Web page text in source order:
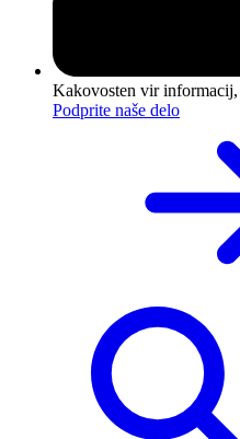
Kakovosten vir informacij,
Podprite naše delo